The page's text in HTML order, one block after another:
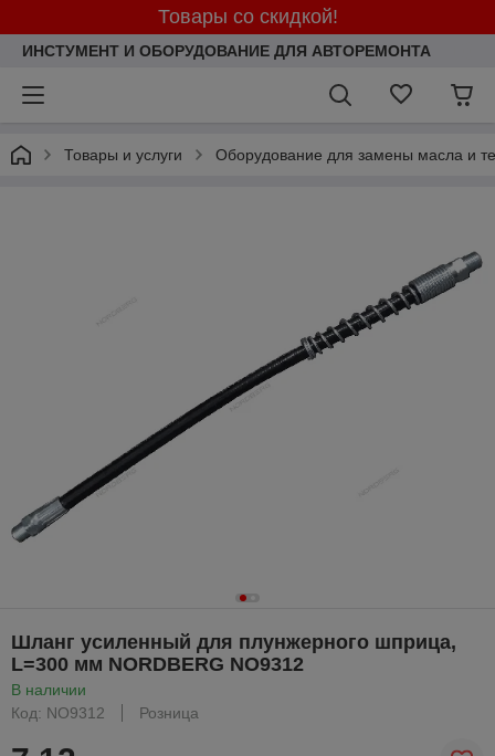
Товары со скидкой!
ИНСТУМЕНТ И ОБОРУДОВАНИЕ ДЛЯ АВТОРЕМОНТА
Товары и услуги Оборудование для замены масла и
Шланг усиленный для плунжерного шприца,
L=300 мм NORDBERG NO9312
В наличии
Код: NO9312
Розница